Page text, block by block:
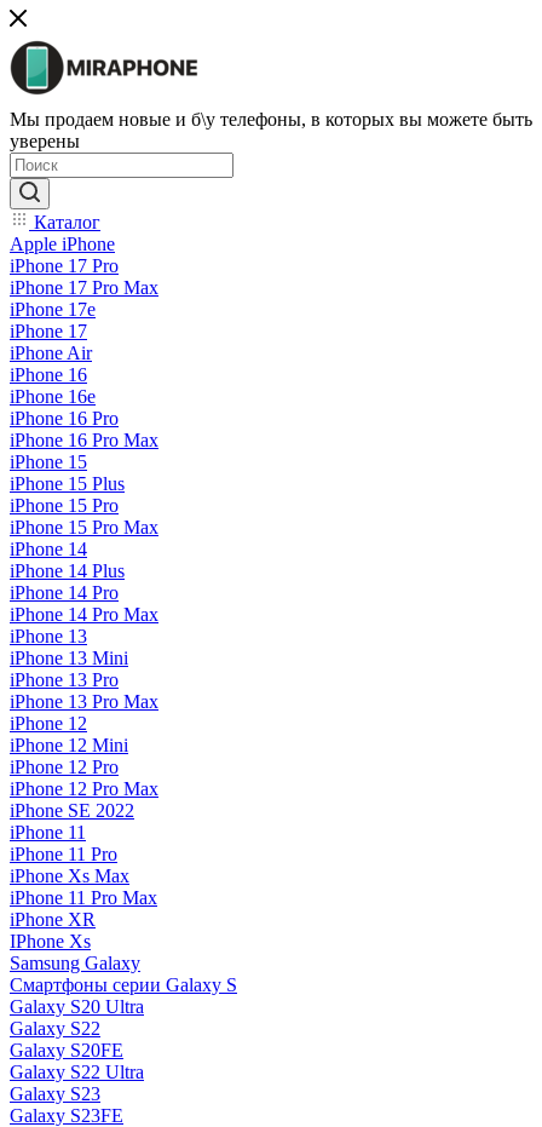
Мы продаем новые и б\у телефоны, в которых вы можете быть
уверены
Каталог
Apple iPhone
iPhone 17 Pro
iPhone 17 Pro Max
iPhone 17e
iPhone 17
iPhone Air
iPhone 16
iPhone 16e
iPhone 16 Pro
iPhone 16 Pro Max
iPhone 15
iPhone 15 Plus
iPhone 15 Pro
iPhone 15 Pro Max
iPhone 14
iPhone 14 Plus
iPhone 14 Pro
iPhone 14 Pro Max
iPhone 13
iPhone 13 Mini
iPhone 13 Pro
iPhone 13 Pro Max
iPhone 12
iPhone 12 Mini
iPhone 12 Pro
iPhone 12 Pro Max
iPhone SE 2022
iPhone 11
iPhone 11 Pro
iPhone Xs Max
iPhone 11 Pro Max
iPhone XR
IPhone Xs
Samsung Galaxy
Смартфоны серии Galaxy S
Galaxy S20 Ultra
Galaxy S22
Galaxy S20FE
Galaxy S22 Ultra
Galaxy S23
Galaxy S23FE